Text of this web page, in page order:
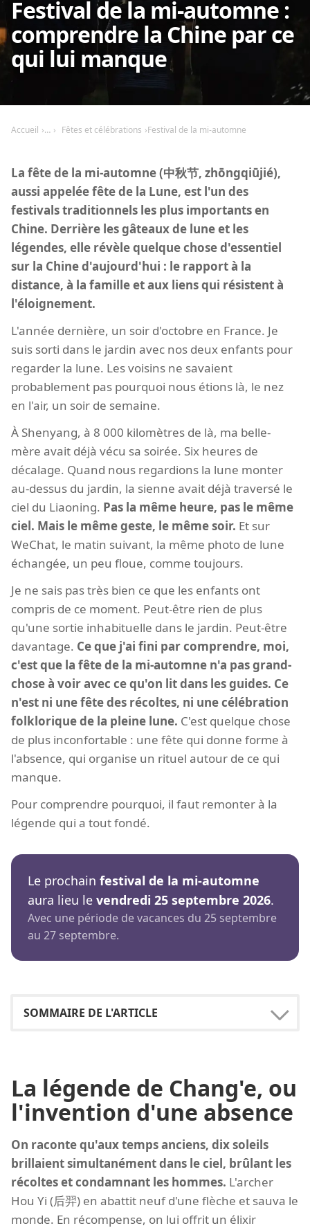
Festival de la mi-automne :
comprendre la Chine par ce
qui lui manque
Accueil Fêtes et célébrations Festival de la mi-automne
La fête de la mi-automne (中秋节, zhōngqiūjié),
aussi appelée fête de la Lune, est l'un des
festivals traditionnels les plus importants en
Chine. Derrière les gâteaux de lune et les
légendes, elle révèle quelque chose d'essentiel
sur la Chine d'aujourd'hui : le rapport à la
distance, à la famille et aux liens qui résistent à
l'éloignement.
L'année dernière, un soir d'octobre en France. Je
suis sorti dans le jardin avec nos deux enfants pour
regarder la lune. Les voisins ne savaient
probablement pas pourquoi nous étions là, le nez
en l'air, un soir de semaine.
À Shenyang, à 8 000 kilomètres de là, ma belle-
mère avait déjà vécu sa soirée. Six heures de
décalage. Quand nous regardions la lune monter
au-dessus du jardin, la sienne avait déjà traversé le
ciel du Liaoning. Pas la même heure, pas le même
ciel. Mais le même geste, le même soir. Et sur
WeChat, le matin suivant, la même photo de lune
échangée, un peu floue, comme toujours.
Je ne sais pas très bien ce que les enfants ont
compris de ce moment. Peut-être rien de plus
qu'une sortie inhabituelle dans le jardin. Peut-être
davantage. Ce que j'ai fini par comprendre, moi,
c'est que la fête de la mi-automne n'a pas grand-
chose à voir avec ce qu'on lit dans les guides. Ce
n'est ni une fête des récoltes, ni une célébration
folklorique de la pleine lune. C'est quelque chose
de plus inconfortable : une fête qui donne forme à
l'absence, qui organise un rituel autour de ce qui
manque.
Pour comprendre pourquoi, il faut remonter à la
légende qui a tout fondé.
Le prochain festival de la mi-automne
aura lieu le vendredi 25 septembre 2026.
Avec une période de vacances du 25 septembre
au 27 septembre.
La légende de Chang'e, ou
l'invention d'une absence
On raconte qu'aux temps anciens, dix soleils
brillaient simultanément dans le ciel, brûlant les
récoltes et condamnant les hommes. L'archer
Hou Yi (后羿) en abattit neuf d'une flèche et sauva le
monde. En récompense, on lui offrit un élixir